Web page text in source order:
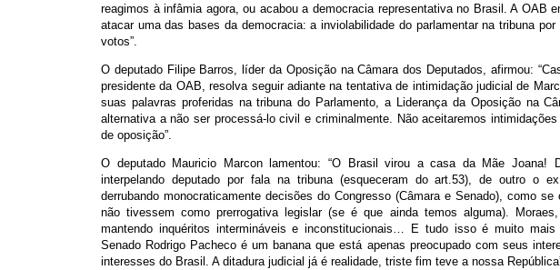
reagimos à infâmia agora, ou acabou a democracia representativa no Brasil. A OAB
atacar uma das bases da democracia: a inviolabilidade do parlamentar na tribuna
votos”.
O deputado Filipe Barros, líder da Oposição na Câmara dos Deputados, afirmou:
presidente da OAB, resolva seguir adiante na tentativa de intimidação judicial de
suas palavras proferidas na tribuna do Parlamento, a Liderança da Oposição na
alternativa a não ser processá-lo civil e criminalmente. Não aceitaremos
de oposição”.
O deputado Mauricio Marcon lamentou: “O Brasil virou a casa da Mãe Joana!
interpelando deputado por fala na tribuna (esqueceram do art.53), de outro o
derrubando monocraticamente decisões do Congresso (Câmara e Senado), como
não tivessem como prerrogativa legislar (se é que ainda temos alguma).
mantendo inquéritos intermináveis e inconstitucionais… E tudo isso é muito
Senado Rodrigo Pacheco é um banana que está apenas preocupado com seus
interesses do Brasil. A ditadura judicial já é realidade, triste fim teve a nossa